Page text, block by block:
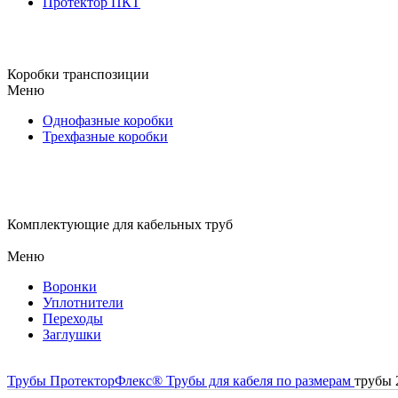
Коробки транспозиции
Меню
Однофазные коробки
Трехфазные коробки
Комплектующие для кабельных труб
Меню
Воронки
Уплотнители
Переходы
Заглушки
Трубы ПротекторФлекс® Трубы для кабеля по размерам трубы